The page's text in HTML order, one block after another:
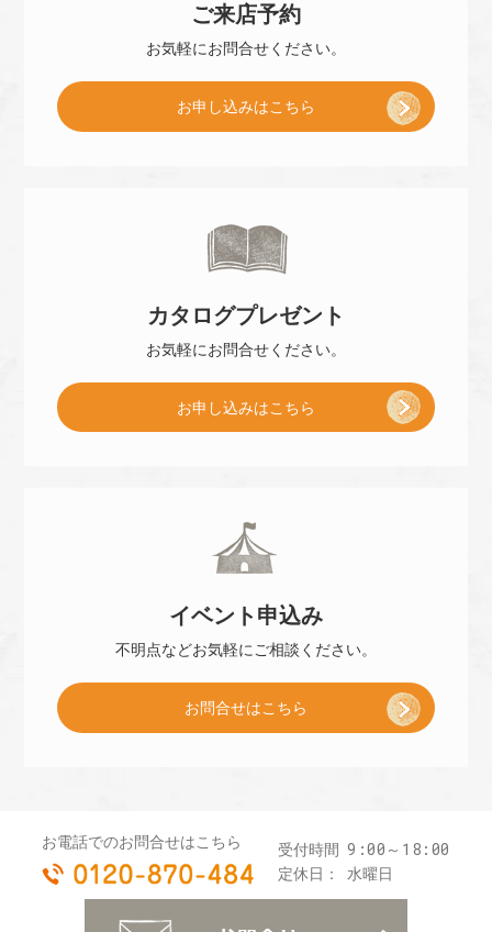
ご来店予約
お気軽にお問合せください。
予
お申し込みはこちら
カタログプレゼント
お気軽にお問合せください。
プ
ゼ
お申し込みはこちら
イベント 申込み
不明点などお気軽にご相談ください。
お問合せはこちら
お電話でのお問合せはこちら
0120-870-484
受付時間 9:00～18:00
定休日： 水曜日